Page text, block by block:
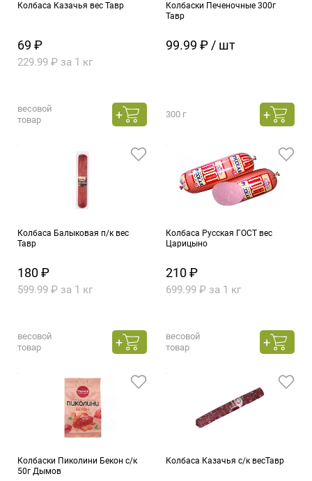
Колбаса Казачья вес Тавр
69 ₽
229.99 ₽ за 1 кг
весовой
товар
Колбаски Печеночные 300г
Тавр
99.99 ₽ / шт
300 г
Колбаса Балыковая п/к вес
Тавр
180 ₽
599.99 ₽ за 1 кг
весовой
товар
Колбаса Русская ГОСТ вес
Царицыно
210 ₽
699.99 ₽ за 1 кг
весовой
товар
Колбаски Пиколини Бекон с/к
50г Дымов
Колбаса Казачья с/к весТавр